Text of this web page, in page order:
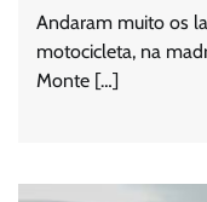
Andaram muito os
motocicleta, na
Monte […]